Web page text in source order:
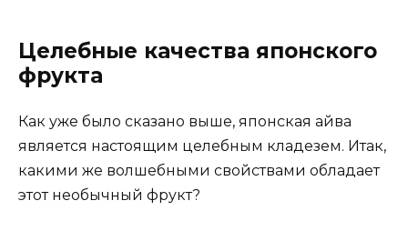
Целебные качества японского
фрукта
Как уже было сказано выше, японская айва
является настоящим целебным кладезем. Итак,
какими же волшебными свойствами обладает
этот необычный фрукт?